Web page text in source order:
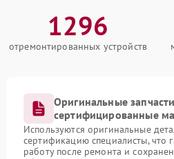
1296
отремонтированных устройств
Оригинальные
сертифицированные
Используются оригинальные
сертификацию специалисты, что
работу после ремонта и